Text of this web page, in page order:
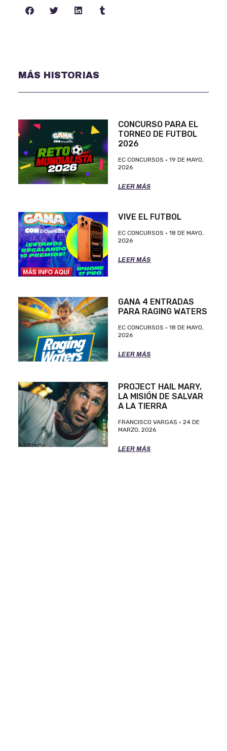
MÁS HISTORIAS
CONCURSO PARA EL
TORNEO DE FUTBOL
2026
EC CONCURSOS
19 DE MAYO,
2026
LEER MÁS
VIVE EL FUTBOL
EC CONCURSOS
18 DE MAYO,
2026
LEER MÁS
GANA 4 ENTRADAS
PARA RAGING WATERS
EC CONCURSOS
18 DE MAYO,
2026
LEER MÁS
PROJECT HAIL MARY,
LA MISIÓN DE SALVAR
A LA TIERRA
FRANCISCO VARGAS
24 DE
MARZO, 2026
LEER MÁS